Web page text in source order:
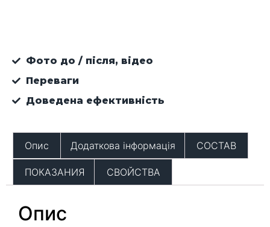
Фото до / після, відео
Переваги
Доведена ефективність
Опис Додаткова інформація СОСТАВ
ПОКАЗАНИЯ СВОЙСТВА
Опис